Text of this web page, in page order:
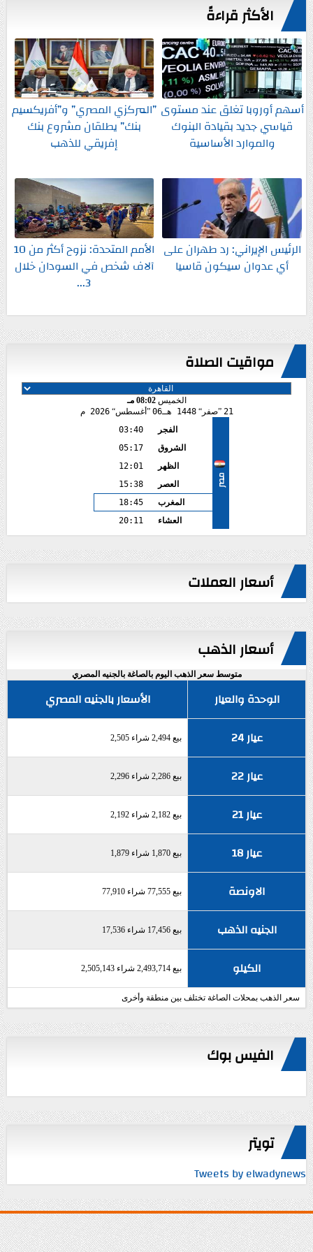
الأكثر قراءةً
أسهم أوروبا تغلق عند مستوى
قياسي جديد بقيادة البنوك
والموارد الأساسية
”المركزي المصري” و”أفريكسيم
بنك” يطلقان مشروع بنك
إفريقي للذهب
الرئيس الإيراني: رد طهران على
أي عدوان سيكون قاسيا
الأمم المتحدة: نزوح أكثر من 10
آلاف شخص في السودان خلال
3...
مواقيت الصلاة
الخميس08:02 مـ
21
صفر 1448 هـ 06 أغسطس 2026 م
مصر
الفجر
03:40
الشروق
05:17
الظهر
12:01
العصر
15:38
المغرب
18:45
العشاء
20:11
أسعار العملات
أسعار الذهب
متوسط سعر الذهب اليوم بالصاغة بالجنيه المصري
الوحدة والعيار
الأسعار بالجنيه المصري
عيار 24
بيع 2,494 شراء 2,505
عيار 22 بيع 2,286 شراء 2,296
عيار 21 بيع 2,182 شراء 2,192
عيار 18 بيع 1,870 شراء 1,879
الاونصة بيع 77,555 شراء 77,910
الجنيه الذهب بيع 17,456 شراء 17,536
الكيلو بيع 2,493,714 شراء 2,505,143
سعر الذهب بمحلات الصاغة تختلف بين منطقة وأخرى
الفيس بوك
تويتر
Tweets by elwadynews